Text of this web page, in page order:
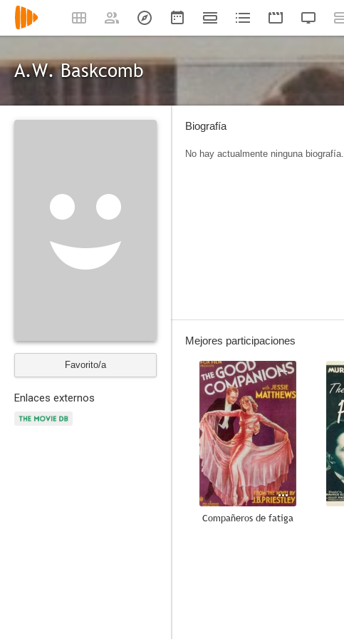
A.W. Baskcomb
Favorito/a
Enlaces externos
Biografía
No hay actualmente ninguna biografía.
Mejores participaciones
--
Compañeros de fatiga